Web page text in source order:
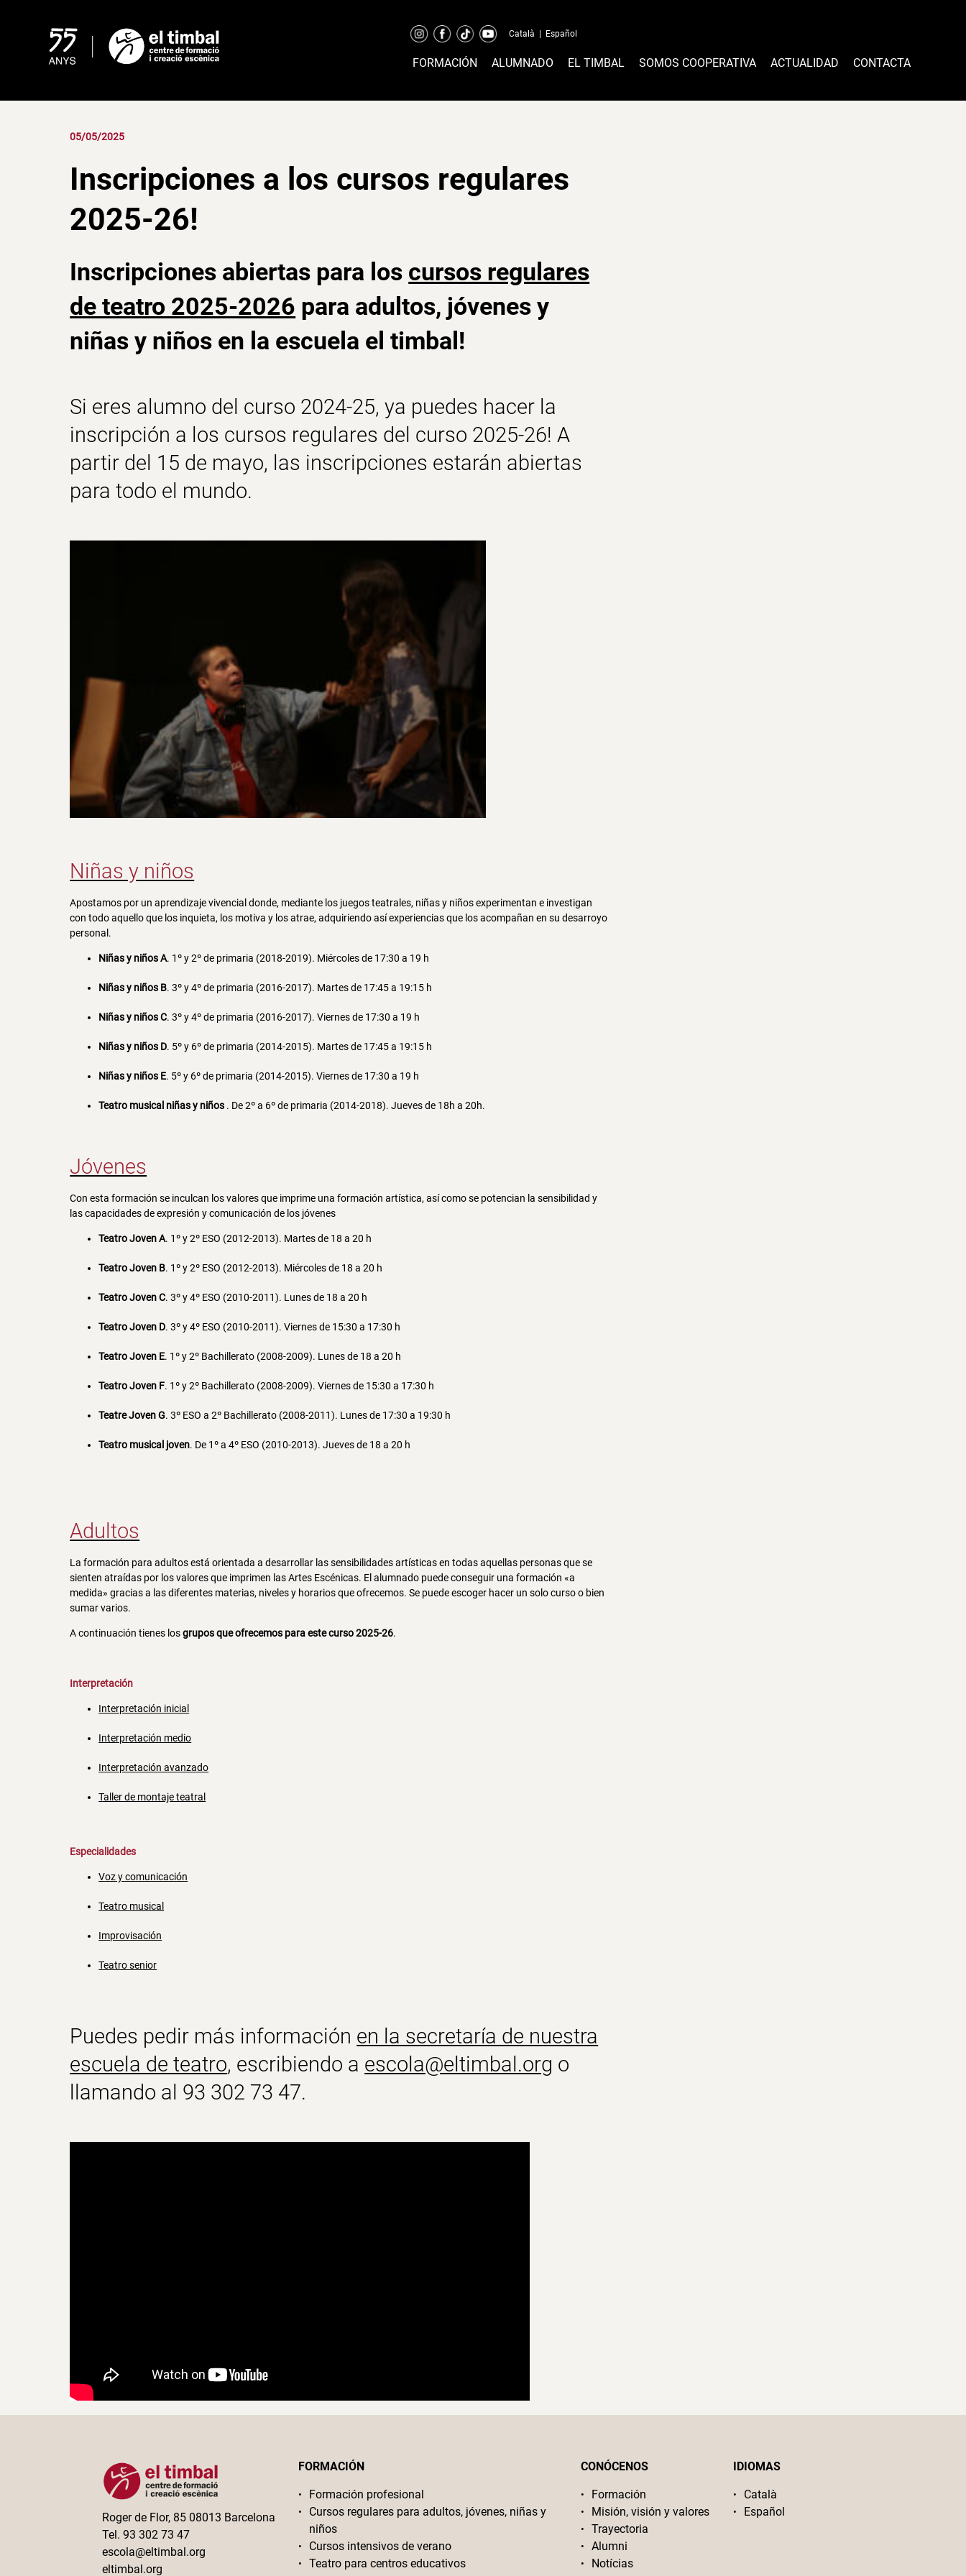
Català Español
FORMACIÓN ALUMNADO EL TIMBAL SOMOS COOPERATIVA ACTUALIDAD CONTACTA
05/05/2025
Inscripciones a los cursos regulares
2025-26!
Inscripciones abiertas para los cursos regulares
de teatro 2025-2026 para adultos, jóvenes y
niñas y niños en la escuela el timbal !
Si eres alumno del curso 2024-25, ya puedes hacer la
inscripción a los cursos regulares del curso 2025-26! A
partir del 15 de mayo, las inscripciones estarán abiertas
para todo el mundo.
Niñas y niños
Apostamos por un aprendizaje vivencial donde, mediante los juegos teatrales, niñas y niños experimentan e investigan
con todo aquello que los inquieta, los motiva y los atrae, adquiriendo así experiencias que los acompañan en su desarroyo
personal.
Niñas y niños A. 1º y 2º de primaria (2018-2019). Miércoles de 17:30 a 19 h
Niñas y niños B. 3º y 4º de primaria (2016-2017). Martes de 17:45 a 19:15 h
Niñas y niños C. 3º y 4º de primaria (2016-2017). Viernes de 17:30 a 19 h
Niñas y niños D. 5º y 6º de primaria (2014-2015). Martes de 17:45 a 19:15 h
Niñas y niños E. 5º y 6º de primaria (2014-2015). Viernes de 17:30 a 19 h
Teatro musical niñas y niños . De 2º a 6º de primaria (2014-2018). Jueves de 18h a 20h.
Jóvenes
Con esta formación se inculcan los valores que imprime una formación artística, así como se potencian la sensibilidad y
las capacidades de expresión y comunicación de los jóvenes
Teatro Joven A. 1º y 2º ESO (2012-2013). Martes de 18 a 20 h
Teatro Joven B. 1º y 2º ESO (2012-2013). Miércoles de 18 a 20 h
Teatro Joven C. 3º y 4º ESO (2010-2011). Lunes de 18 a 20 h
Teatro Joven D. 3º y 4º ESO (2010-2011). Viernes de 15:30 a 17:30 h
Teatro Joven E. 1º y 2º Bachillerato (2008-2009). Lunes de 18 a 20 h
Teatro Joven F. 1º y 2º Bachillerato (2008-2009). Viernes de 15:30 a 17:30 h
Teatre Joven G. 3º ESO a 2º Bachillerato (2008-2011). Lunes de 17:30 a 19:30 h
Teatro musical joven. De 1º a 4º ESO (2010-2013). Jueves de 18 a 20 h
Adultos
La formación para adultos está orientada a desarrollar las sensibilidades artísticas en todas aquellas personas que se
sienten atraídas por los valores que imprimen las Artes Escénicas. El alumnado puede conseguir una formación «a
medida» gracias a las diferentes materias, niveles y horarios que ofrecemos. Se puede escoger hacer un solo curso o bien
sumar varios.
A continuación tienes losgrupos que ofrecemos para este curso 2025-26.
Interpretación
Interpretación inicial
Interpretación medio
Interpretación avanzado
Taller de montaje teatral
Especialidades
Voz y comunicación
Teatro musical
Improvisación
Teatro senior
Puedes pedir más información en la secretaría de nuestra
escuela de teatro, escribiendo a escola@eltimbal.org o
llamando al 93 302 73 47.
Roger de Flor, 85 08013 Barcelona
Tel. 93 302 73 47
escola@eltimbal.org
eltimbal.org
FORMACIÓN
Formación profesional
Cursos regulares para adultos, jóvenes, niñas y
niños
Cursos intensivos de verano
Teatro para centros educativos
CONÓCENOS
Formación
Misión, visión y valores
Trayectoria
Alumni
Notícias
IDIOMAS
Català
Español